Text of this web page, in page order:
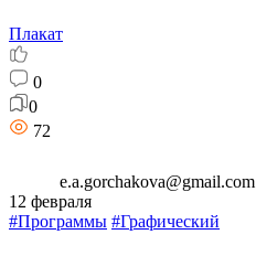
Плакат
0
0
72
e.a.gorchakova@gmail.com
12 февраля
#Программы #Графический